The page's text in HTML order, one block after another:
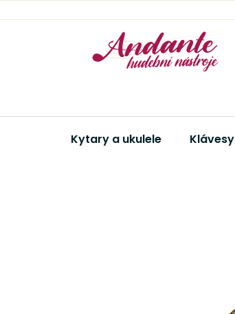
na
Kytary a ukulele Klávesy